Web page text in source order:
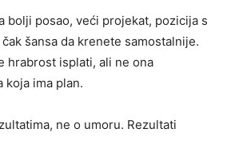
bolji posao, veći projekat, pozicija s
šansa da krenete samostalnije.
hrabrost isplati, ali ne ona
koja ima plan.
ne o umoru. Rezultati